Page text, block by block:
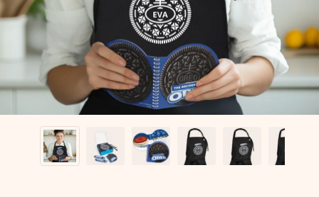
nopeammin kuin ehdit sanoa “yllätys!”